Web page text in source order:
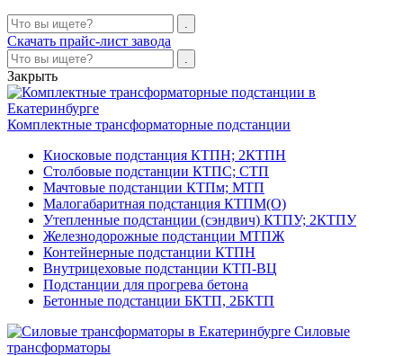
Скачать прайс-лист завода
Закрыть
Комплектные трансформаторные подстанции
Киосковые подстанция КТПН; 2КТПН
Столбовые подстанции КТПС; СТП
Мачтовые подстанции КТПм; МТП
Малогабаритная подстанция КТПМ(О)
Утепленные подстанции (сэндвич) КТПУ; 2КТПУ
Железнодорожные подстанции МТПЖ
Контейнерные подстанции КТПН
Внутрицеховые подстанции КТП-ВЦ
Подстанции для прогрева бетона
Бетонные подстанции БКТП, 2БКТП
Силовые
трансформаторы